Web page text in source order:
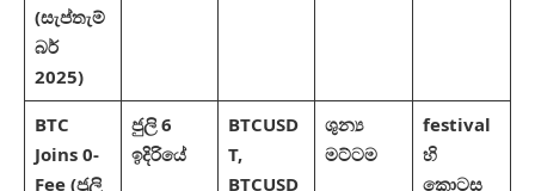
(සැප්තැම්
බර්
2025)
BTC
Joins 0-
Fee (ජුලි
ජුලි 6
ඉදිරියේ
BTCUSD
T,
BTCUSD
ශුන්‍ය
මට්ටම
festival
හි
කොටස